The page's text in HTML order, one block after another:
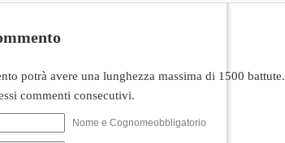
potrà avere una lunghezza massima di 1500 battute.
commenti consecutivi.
Nome e Cognomeobbligatorio